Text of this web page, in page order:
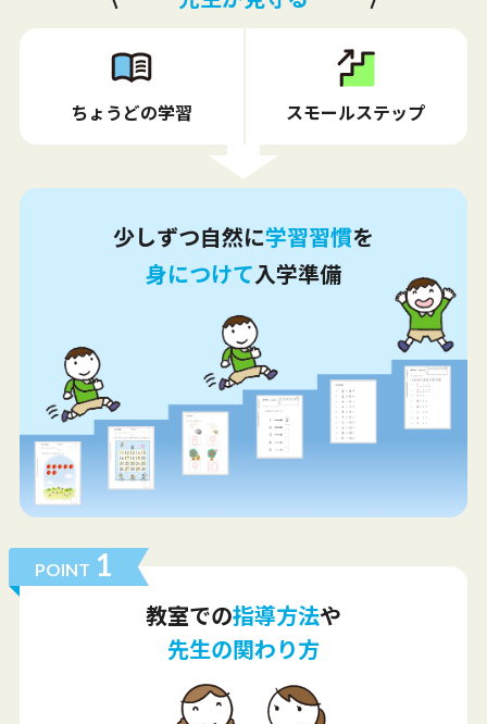
ちょうどの学習 スモールステップ
少しずつ自然に学習習慣を
身につけて入学準備
POINT 1
教室での指導方法や
先生の関わり方